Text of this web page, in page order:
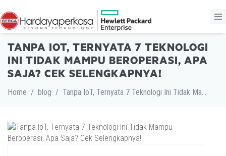
TANPA IOT, TERNYATA 7 TEKNOLOGI
INI TIDAK MAMPU BEROPERASI, APA
SAJA? CEK SELENGKAPNYA!
Home / blog / Tanpa IoT, Ternyata 7 Teknologi Ini Tidak Mampu Beroperasi, Apa Saja? Cek Selengkapnya!